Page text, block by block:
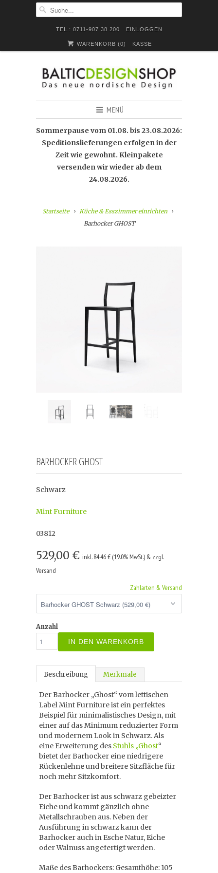
TEL.: 0711-907 38 200 EINLOGGEN
WARENKORB (0) KASSE
MENÜ
Sommerpause vom 01.08. bis 23.08.2026:
Speditionslieferungen erfolgen in der
Zeit wie gewohnt. Kleinpakete
versenden wir wieder ab dem
24.08.2026.
Startseite
Küche & Esszimmer einrichten
Barhocker GHOST
BARHOCKER GHOST
Schwarz
Mint Furniture
03812
529,00 € inkl. 84,46 € (19.0% MwSt.) & zzgl.
Versand
Zahlarten & Versand
Anzahl
IN DEN WARENKORB
Beschreibung Merkmale
Der Barhocker „Ghost“ vom lettischen
Label Mint Furniture ist ein perfektes
Beispiel für minimalistisches Design, mit
einer auf das Minimum reduzierter Form
und modernem Look in Schwarz. Als
eine Erweiterung des Stuhls „Ghost“
bietet der Barhocker eine niedrigere
Rückenlehne und breitere Sitzfläche für
noch mehr Sitzkomfort.
Der Barhocker ist aus schwarz gebeizter
Eiche und kommt gänzlich ohne
Metallschrauben aus. Neben der
Ausführung in schwarz kann der
Barhocker auch in Esche Natur, Eiche
oder Walnuss angefertigt werden.
Maße des Barhockers: Gesamthöhe: 105